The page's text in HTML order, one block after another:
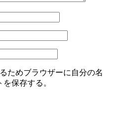
ためブラウザーに自分の名
保存する。